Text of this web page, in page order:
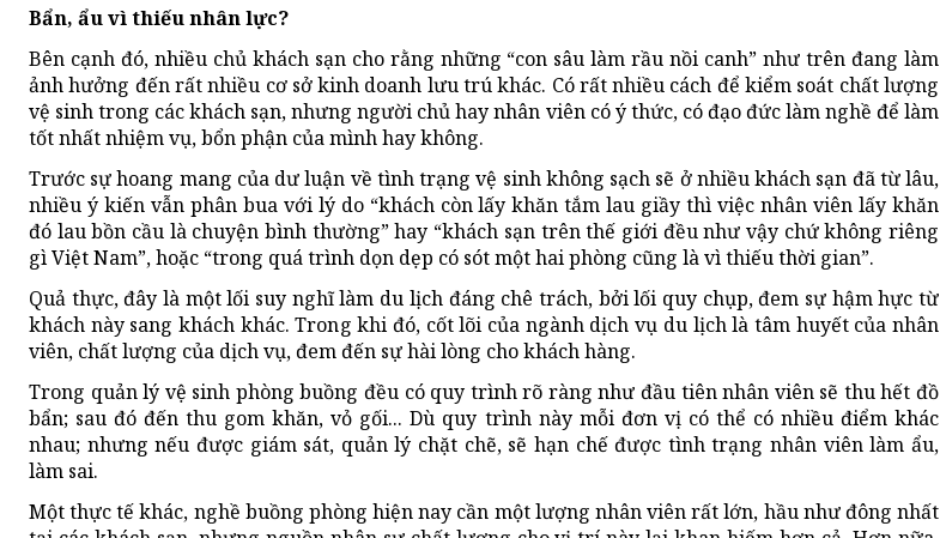
Bẩn, ẩu vì thiếu nhân lực?
Bên cạnh đó, nhiều chủ khách sạn cho rằng những “con sâu làm rầu nồi canh” như trên đang làm
ảnh hưởng đến rất nhiều cơ sở kinh doanh lưu trú khác. Có rất nhiều cách để kiểm soát chất lượng
vệ sinh trong các khách sạn, nhưng người chủ hay nhân viên có ý thức, có đạo đức làm nghề để làm
tốt nhất nhiệm vụ, bổn phận của mình hay không.
Trước sự hoang mang của dư luận về tình trạng vệ sinh không sạch sẽ ở nhiều khách sạn đã từ lâu,
nhiều ý kiến vẫn phân bua với lý do “khách còn lấy khăn tắm lau giầy thì việc nhân viên lấy khăn
đó lau bồn cầu là chuyện bình thường” hay “khách sạn trên thế giới đều như vậy chứ không riêng
gì Việt Nam”, hoặc “trong quá trình dọn dẹp có sót một hai phòng cũng là vì thiếu thời gian”.
Quả thực, đây là một lối suy nghĩ làm du lịch đáng chê trách, bởi lối quy chụp, đem sự hậm hực từ
khách này sang khách khác. Trong khi đó, cốt lõi của ngành dịch vụ du lịch là tâm huyết của nhân
viên, chất lượng của dịch vụ, đem đến sự hài lòng cho khách hàng.
Trong quản lý vệ sinh phòng buồng đều có quy trình rõ ràng như đầu tiên nhân viên sẽ thu hết đồ
bẩn; sau đó đến thu gom khăn, vỏ gối... Dù quy trình này mỗi đơn vị có thể có nhiều điểm khác
nhau; nhưng nếu được giám sát, quản lý chặt chẽ, sẽ hạn chế được tình trạng nhân viên làm ẩu,
làm sai.
Một thực tế khác, nghề buồng phòng hiện nay cần một lượng nhân viên rất lớn, hầu như đông nhất